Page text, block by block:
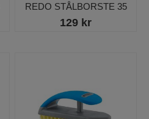
REDO STÅLBORSTE 35
129 kr